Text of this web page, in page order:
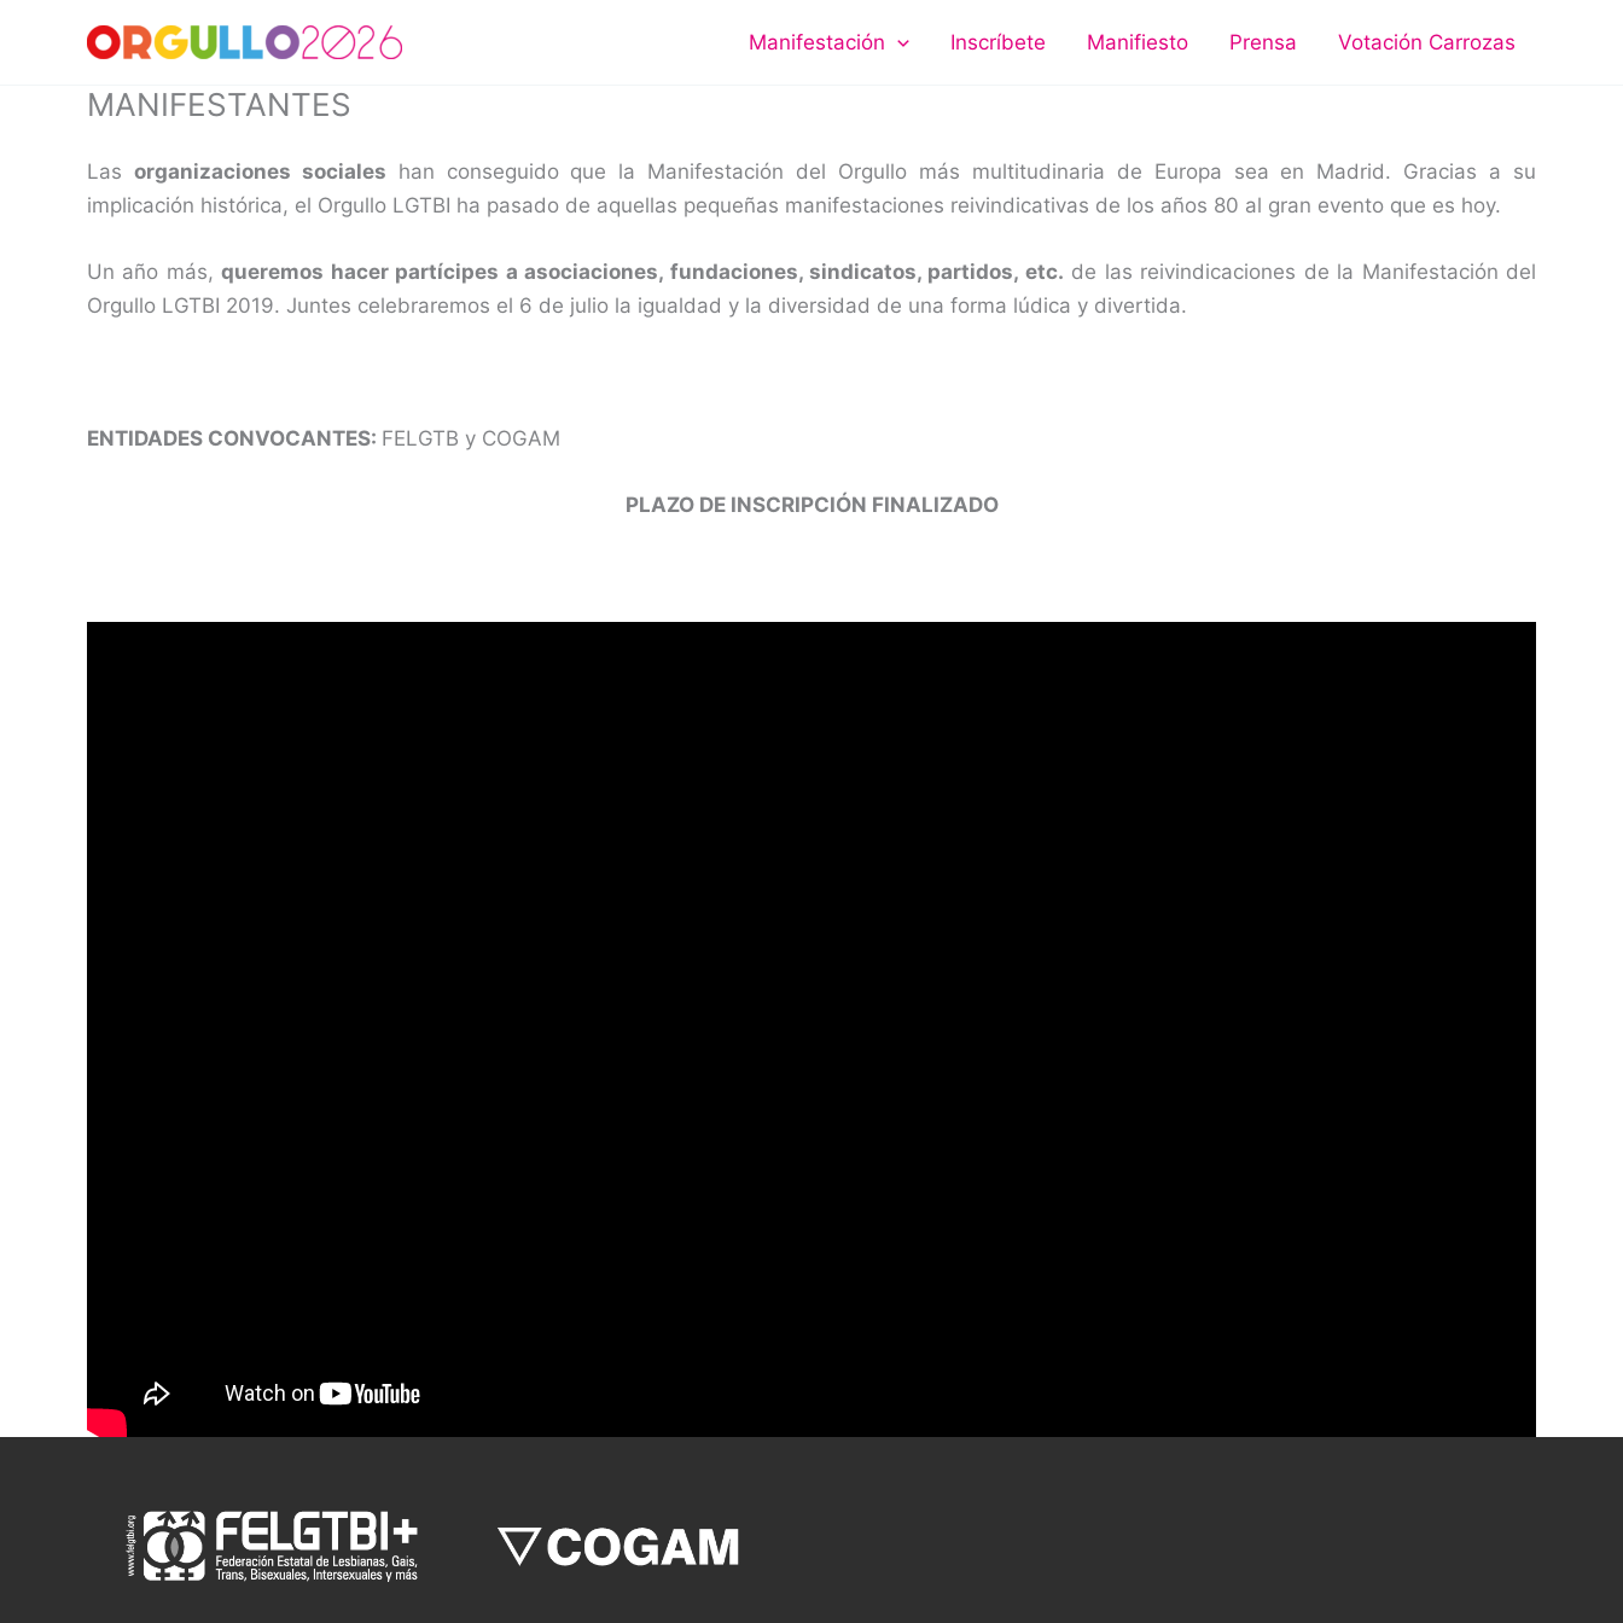
Manifestación Inscríbete Manifiesto Prensa Votación Carrozas
MANIFESTANTES
Las organizaciones sociales han conseguido que la Manifestación del Orgullo más multitudinaria de Europa sea en Madrid. Gracias a su
implicación histórica, el Orgullo LGTBI ha pasado de aquellas pequeñas manifestaciones reivindicativas de los años 80 al gran evento que es hoy.
Un año más,queremos hacer partícipes a asociaciones, fundaciones, sindicatos, partidos, etc. de las reivindicaciones de la Manifestación del
Orgullo LGTBI 2019. Juntes celebraremos el 6 de julio la igualdad y la diversidad de una forma lúdica y divertida.
ENTIDADES CONVOCANTES: FELGTB y COGAM
PLAZO DE INSCRIPCIÓN FINALIZADO